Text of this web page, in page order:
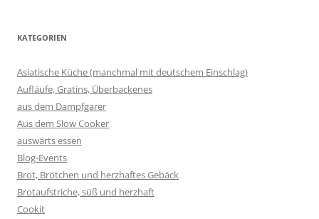
KATEGORIEN
Asiatische Küche (manchmal mit deutschem Einschlag)
Aufläufe, Gratins, Überbackenes
aus dem Dampfgarer
Aus dem Slow Cooker
auswärts essen
Blog-Events
Brot, Brötchen und herzhaftes Gebäck
Brotaufstriche, süß und herzhaft
Cookit